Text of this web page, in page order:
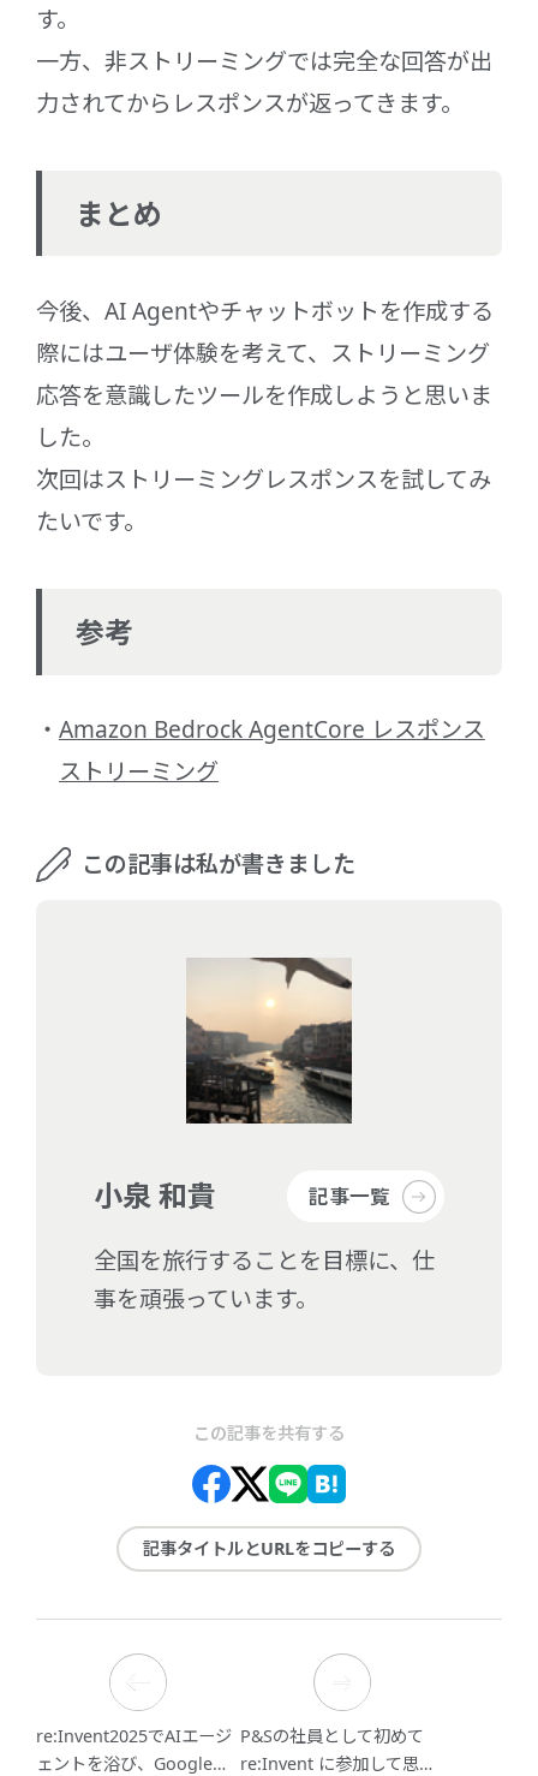
す。
一方、非ストリーミングでは完全な回答が出
力されてからレスポンスが返ってきます。
まとめ
今後、AI Agentやチャットボットを作成する
際にはユーザ体験を考えて、ストリーミング
応答を意識したツールを作成しようと思いま
した。
次回はストリーミングレスポンスを試してみ
たいです。
参考
Amazon Bedrock AgentCore レスポンス
ストリーミング
この記事は私が書きました
小泉 和貴 記事一覧
全国を旅行することを目標に、仕
事を頑張っています。
この記事を共有する
記事タイトルとURLをコピーする
re:Invent2025でAIエージ
ェントを浴び、Googleの
P&Sの社員として初めて
re:Invent に参加して思っ